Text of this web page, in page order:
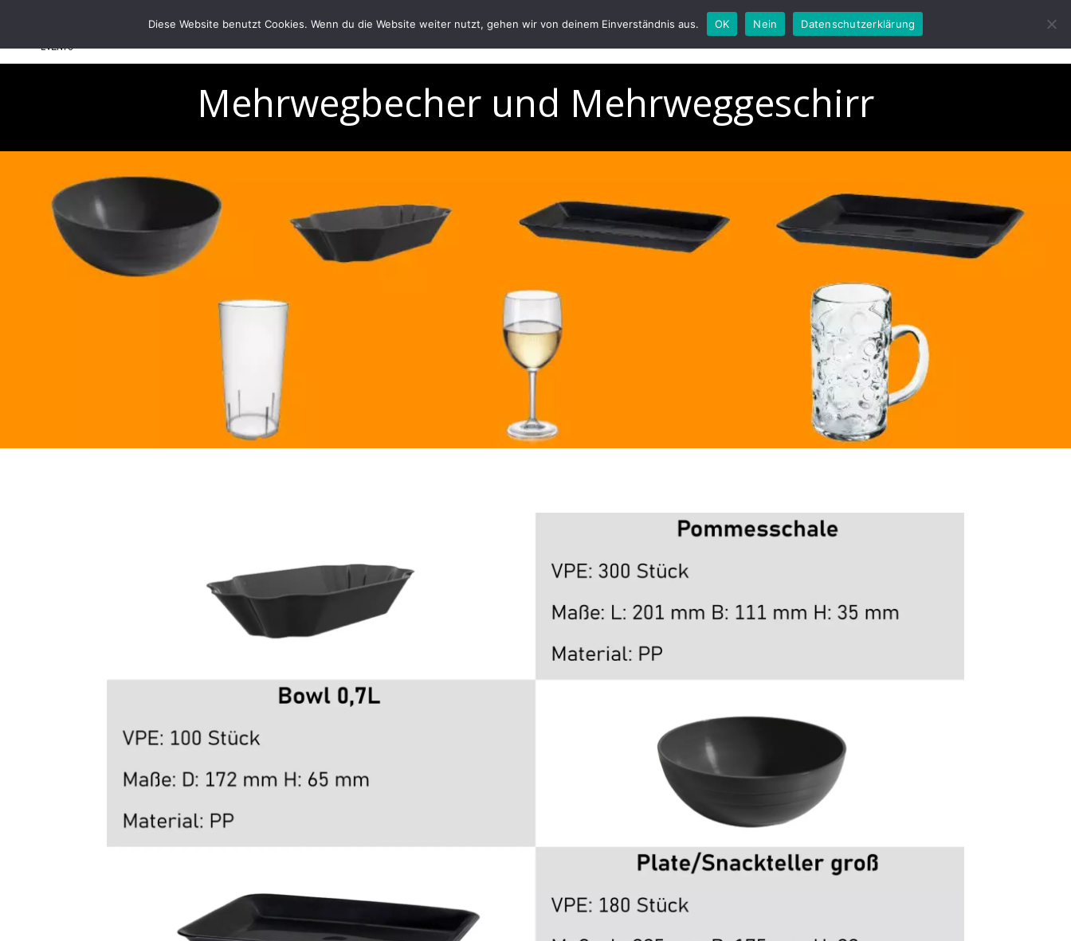
Home Referenzen Mehrwegbecher und -geschirr mieten Mehrwegkonzepte
Mehrwegbecher und Mehrweggeschirr
Diese Website benutzt Cookies. Wenn du die Website weiter nutzt, gehen wir von deinem Einverständnis aus. OK Nein Datenschutzerklärung